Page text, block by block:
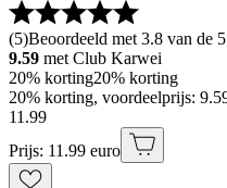
(5)Beoordeeld met 3.8 van de
9.59 met Club Karwei
20% korting20% korting
20% korting, voordeelprijs:
11 .99
Prijs: 11.99 euro